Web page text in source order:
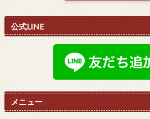
公式LINE
メニュー